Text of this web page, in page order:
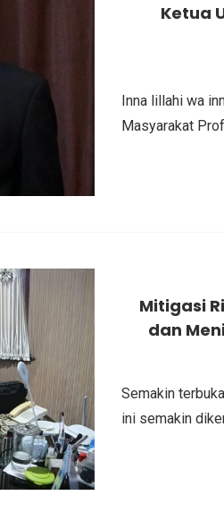
Ketua
Inna lillahi wa
Masyarakat
Mitigasi
dan
Semakin
ini semakin